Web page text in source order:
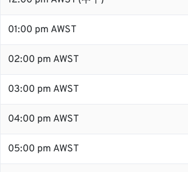
01:00 pm AWST
02:00 pm AWST
03:00 pm AWST
04:00 pm AWST
05:00 pm AWST